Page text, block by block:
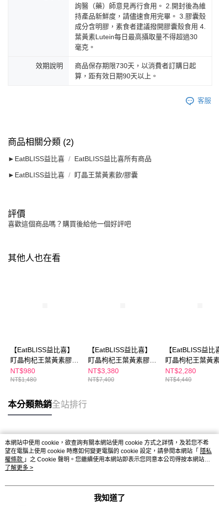
詢醫（藥）師意見再行食用。 2.開封後為維
持產品新鮮度，請儘速食用完畢。 3.膠囊殼
成分含明膠，素食者建議撥開膠囊殼食用 4.
葉黃素Lutein每日最高攝取量不得超過30
毫克。
效期說明
商品保存期限730天，以消費者訂購日起
算，距有效日期90天以上。
客服
商品相關分類 (2)
►EatBLISS益比喜 EatBLISS益比喜所有商品
►EatBLISS益比喜 盯晶王葉黃素飲/膠囊
評價
喜歡這個商品嗎？購買後給他一個好評吧
其他人也在看
【EatBLISS益比喜】
盯晶枸杞王葉黃素膠囊
15日份 (30粒/盒)
NT$980
NT$1,480
【EatBLISS益比喜】
盯晶枸杞王葉黃素膠囊
75日份 (30粒/盒x5)
NT$3,380
NT$7,400
【EatBLISS益比
盯晶枸杞王葉黃
45日份 (30粒/盒
NT$2,280
NT$4,440
本分類熱銷全站排行
熱門標籤
本網站中使用 cookie，欲查詢有關本網站使用 cookie 方式之詳情，及若您不希
望在電腦上使用 cookie 時應如何變更電腦的 cookie 設定，請參閱本網站「 隱私
權條款 」之 Cookie 聲明。您繼續使用本網站即表示您同意本公司得按本網站使
用條款之 Cookie 聲明使用 cookie。
了解更多 >
我知道了